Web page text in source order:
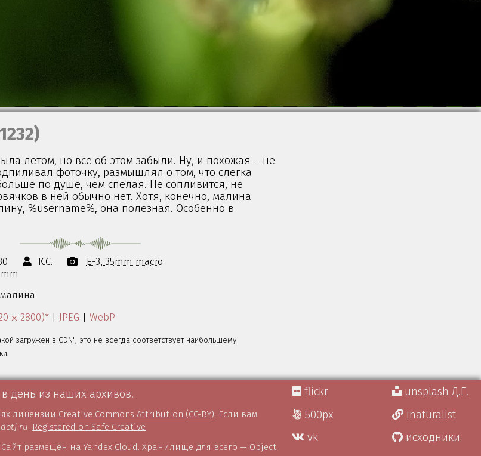
летом, но все об этом забыли. Ну, и похожая – не
фоточку, размышлял о том, что слегка
по душе, чем спелая. Не сопливится, не
в ней обычно нет. Хотя, конечно, малина
%username%, она полезная. Особенно в
К.С. E-3 35mm macro
малина
⨉ 2800)* JPEG WebP
загружен в CDN", это не всегда соответствует наибольшему
день из наших архивов.
лицензии Creative Commons Attribution (CC-BY). Если вам
ru. Registered on Safe Creative
размещён наYandex Cloud. Хранилище для всего — Object
flickr
500px
vk
unsplash Д.Г.
inaturalist
исходники